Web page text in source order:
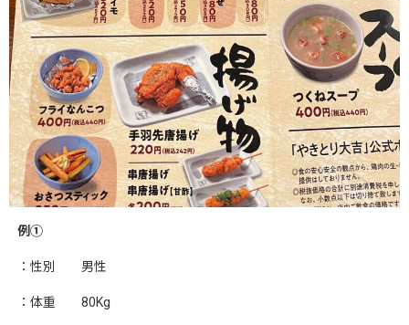
例①
：性別 男性
：体重 80Kg